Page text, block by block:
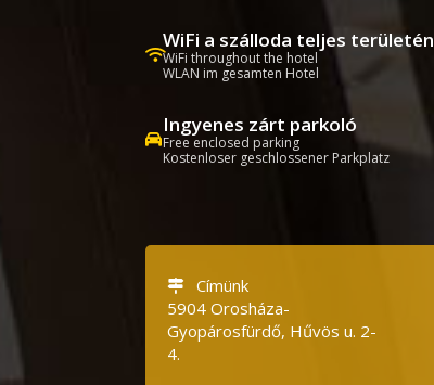
WiFi a szálloda teljes területén
WiFi throughout the hotel
WLAN im gesamten Hotel
Ingyenes zárt parkoló
Free enclosed parking
Kostenloser geschlossener Parkplatz
Címünk
5904 Orosháza-
Gyopárosfürdő, Hűvös u. 2-
4.